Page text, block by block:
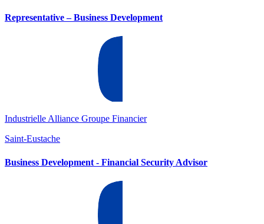
Representative – Business Development
Industrielle Alliance Groupe Financier
Saint-Eustache
Business Development - Financial Security Advisor